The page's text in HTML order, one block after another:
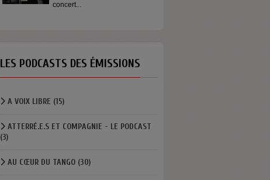
concert...
LES PODCASTS DES ÉMISSIONS
A VOIX LIBRE (15)
ATTERRÉ.E.S ET COMPAGNIE - LE PODCAST
(3)
AU CŒUR DU TANGO (30)